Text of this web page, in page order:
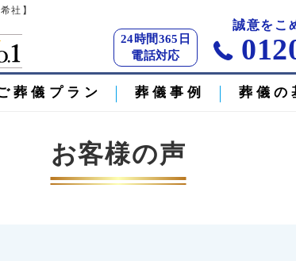
社】
誠意をこ
24時間365日
電話対応
葬儀プラン 葬儀事例 葬儀の
お客様の声